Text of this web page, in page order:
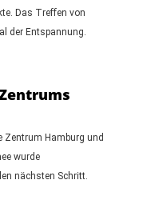
Das Treffen von
der Entspannung.
Hamburg und
wurde
nächsten Schritt.